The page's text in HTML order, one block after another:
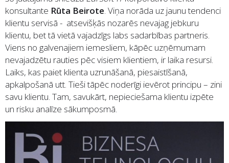
konsultante Rūta Beirote. Viņa norāda uz jaunu tendenci
klientu servisā - atsevišķās nozarēs nevajag jebkuru
klientu, bet tā vietā vajadzīgs labs sadarbības partneris.
Viens no galvenajiem iemesliem, kāpēc uzņēmumam
nevajadzētu rauties pēc visiem klientiem, ir laika resursi.
Laiks, kas paiet klienta uzrunāšanā, piesaistīšanā,
apkalpošanā utt. Tieši tāpēc noderīgi ievērot principu – zini
savu klientu. Tam, savukārt, nepieciešama klientu izpēte
un risku analīze sākumposmā.